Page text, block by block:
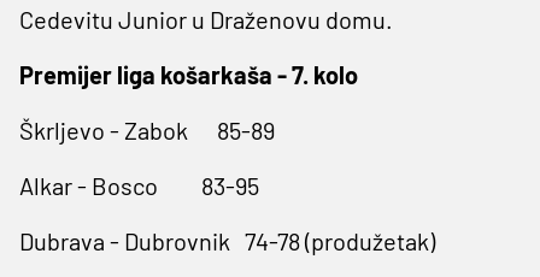
Cedevitu Junior u Draženovu domu.
Premijer liga košarkaša - 7. kolo
Škrljevo - Zabok 85-89
Alkar - Bosco 83-95
Dubrava - Dubrovnik 74-78 (produžetak)